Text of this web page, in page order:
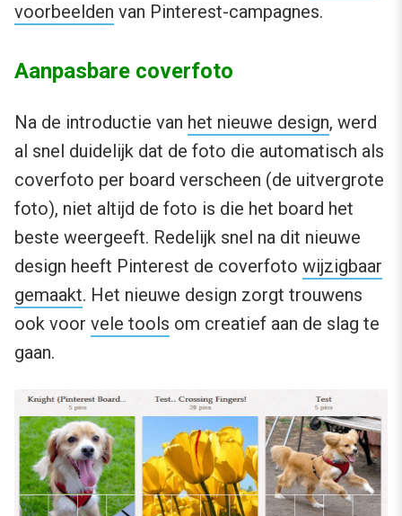
voorbeelden van Pinterest-campagnes.
Aanpasbare coverfoto
Na de introductie van het nieuwe design, werd
al snel duidelijk dat de foto die automatisch als
coverfoto per board verscheen (de uitvergrote
foto), niet altijd de foto is die het board het
beste weergeeft. Redelijk snel na dit nieuwe
design heeft Pinterest de coverfoto wijzigbaar
gemaakt. Het nieuwe design zorgt trouwens
ook voor vele tools om creatief aan de slag te
gaan.